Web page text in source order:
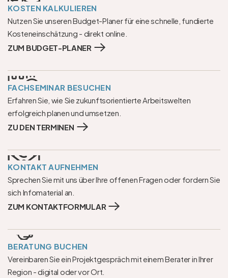
KOSTEN KALKULIEREN
Nutzen Sie unseren Budget-Planer für eine schnelle, fundierte
Kosteneinschätzung - direkt online.
ZUM BUDGET-PLANER
FACHSEMINAR BESUCHEN
Erfahren Sie, wie Sie zukunftsorientierte Arbeitswelten
erfolgreich planen und umsetzen.
ZU DEN TERMINEN
KONTAKT AUFNEHMEN
Sprechen Sie mit uns über Ihre offenen Fragen oder fordern Sie
sich Infomaterial an.
ZUM KONTAKTFORMULAR
BERATUNG BUCHEN
Vereinbaren Sie ein Projektgespräch mit einem Berater in Ihrer
Region - digital oder vor Ort.